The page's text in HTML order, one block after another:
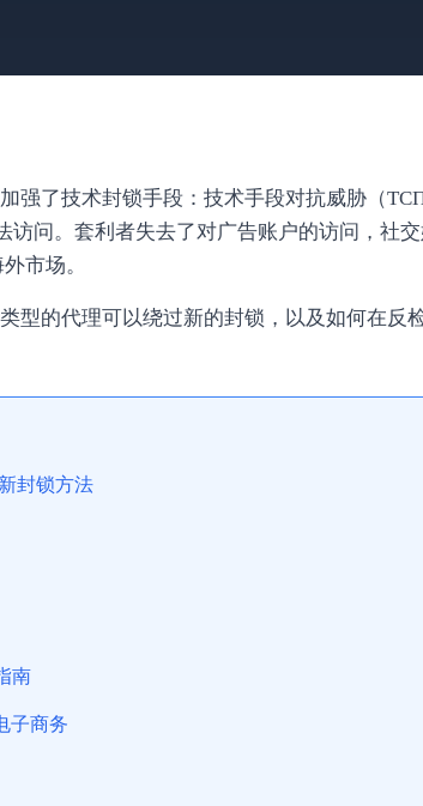
强了技术封锁手段：技术手段对抗威胁（
问。套利者失去了对广告账户的访问，社
市场。
型的代理可以绕过新的封锁，以及如何在反
封锁方法
南
子商务